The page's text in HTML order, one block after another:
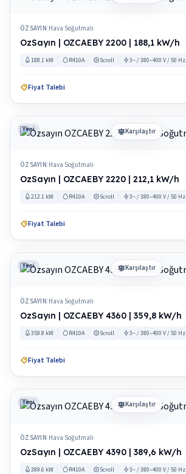
ÖZSAYIN|Hava Soğutmalı
OzSayın | OZCAEBY 2200 | 188,1 kW/h
188.1 kW R410A Scroll 3~ / 380–400 V / 50 Hz
Fiyat Talebi
Karşılaştır
Yeni
ÖZSAYIN|Hava Soğutmalı
OzSayın | OZCAEBY 2220 | 212,1 kW/h
212.1 kW R410A Scroll 3~ / 380–400 V / 50 Hz
Fiyat Talebi
Karşılaştır
Yeni
ÖZSAYIN|Hava Soğutmalı
OzSayın | OZCAEBY 4360 | 359,8 kW/h
359.8 kW R410A Scroll 3~ / 380–400 V / 50 Hz
Fiyat Talebi
Karşılaştır
Yeni
ÖZSAYIN|Hava Soğutmalı
OzSayın | OZCAEBY 4390 | 389,6 kW/h
389.6 kW R410A Scroll 3~ / 380–400 V / 50 Hz